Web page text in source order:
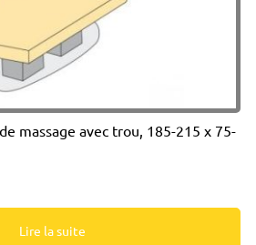
massage avec trou, 185-215 x 75-
Lire la suite